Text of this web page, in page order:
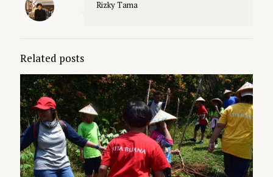
Rizky Tama
Related posts